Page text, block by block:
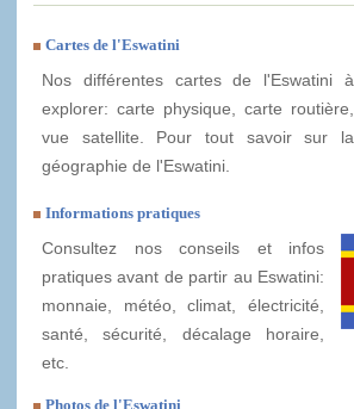
Cartes de l'Eswatini
Nos différentes cartes de l'Eswatini à
explorer: carte physique, carte routière,
vue satellite. Pour tout savoir sur la
géographie de l'Eswatini.
Informations pratiques
Consultez nos conseils et infos
pratiques avant de partir au Eswatini:
monnaie, météo, climat, électricité,
santé, sécurité, décalage horaire,
etc.
Photos de l'Eswatini